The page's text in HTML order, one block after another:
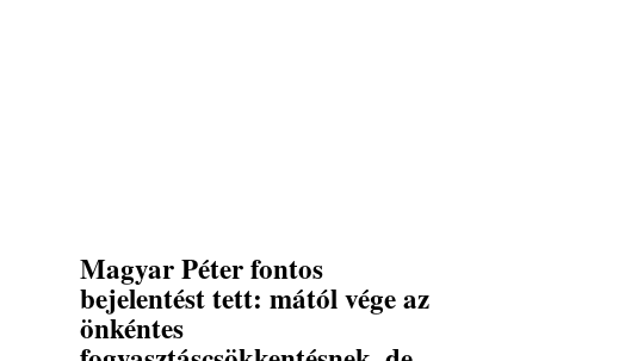
Magyar Péter fontos
bejelentést tett: mától vége az
önkéntes